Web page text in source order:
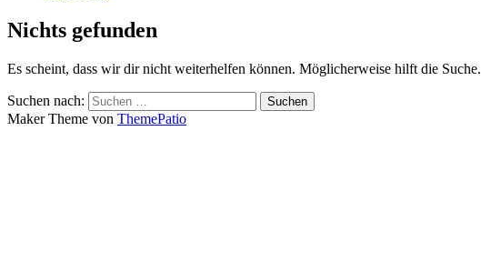
Nichts gefunden
Es scheint, dass wir dir nicht weiterhelfen können. Möglicherweise hilft die Suche.
Suchen nach:
Maker Theme von ThemePatio